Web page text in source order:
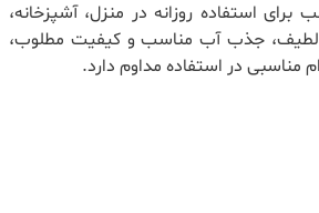
استفاده روزانه در منزل، آشپزخانه،
لطیف، جذب آب مناسب و کیفیت مطلوب،
مناسبی در استفاده مداوم دارد.